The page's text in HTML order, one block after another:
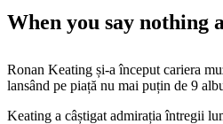
When you say nothing
Ronan Keating și-a început cariera
lansând pe piață nu mai puțin de 9
Keating a câștigat admirația întregii